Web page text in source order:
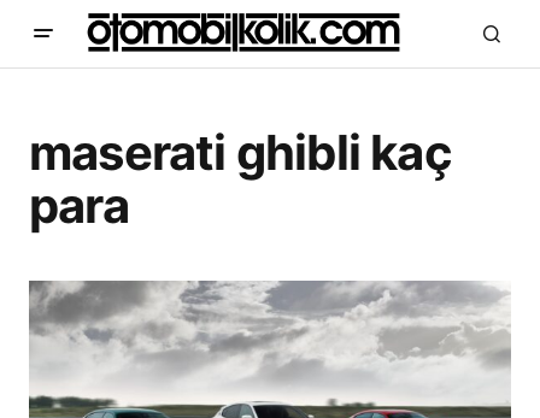
maserati ghibli kaç
para